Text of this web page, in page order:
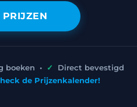
boeken • ✓
Direct bevestigd
de Prijzenkalender!